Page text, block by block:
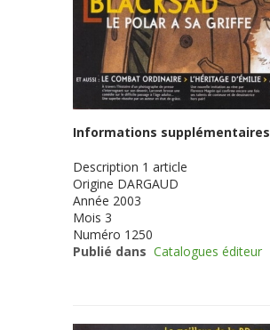
Informations supplémentaires
Description 1 article
Origine DARGAUD
Année 2003
Mois 3
Numéro 1250
Publié dans Catalogues éditeur